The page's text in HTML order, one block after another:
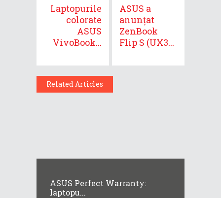
Laptopurile
colorate
ASUS
VivoBook...
ASUS a
anunțat
ZenBook
Flip S (UX3...
Related Articles
ASUS Perfect Warranty:
laptopu...